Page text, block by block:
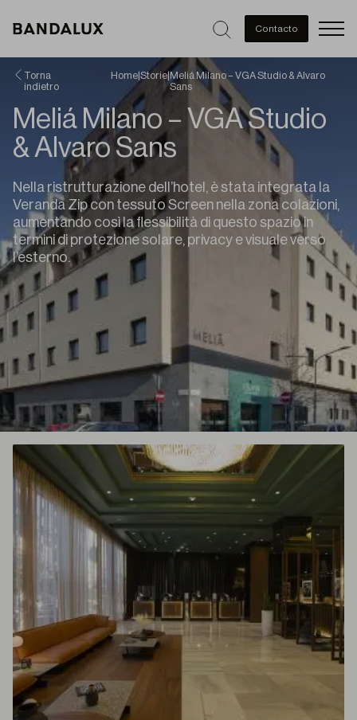
Contacto
Torna
indietro
Home |Storie|Meliá Milano – VGA Studio & Alvaro
Sans
Meliá Milano – VGA Studio
& Alvaro Sans
Nella ristrutturazione dell’hotel, è stata integrata la
Veranda Zip con tessuto Screen nella zona colazioni,
aumentando così la flessibilità di questo spazio in
termini di protezione solare, privacy e visuale verso
l’esterno.